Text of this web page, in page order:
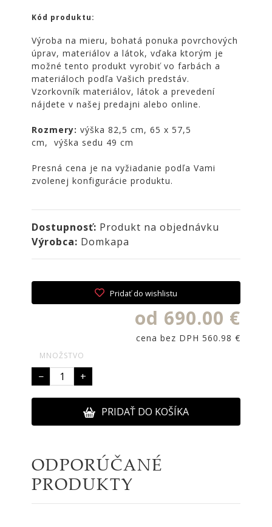
dlažby
ATLAS
CONCORDE
KATALÓGY
KONTAKT
Kód produktu:
Výroba na mieru, bohatá ponuka povrchových
úprav, materiálov a látok, vďaka ktorým je
možné tento produkt vyrobiť vo farbách a
materiáloch podľa Vašich predstáv.
Vzorkovník materiálov, látok a prevedení
nájdete v našej predajni alebo online.
Rozmery:výška 82,5 cm, 65 x 57,5
cm, výška sedu 49 cm
Presná cena je na vyžiadanie podľa Vami
zvolenej konfigurácie produktu.
Dostupnosť: Produkt na objednávku
Výrobca: Domkapa
Pridať do wishlistu
od 690.00 €
cena bez DPH 560.98 €
MNOŽSTVO
− +
PRIDAŤ DO KOŠÍKA
ODPORÚČANÉ
PRODUKTY